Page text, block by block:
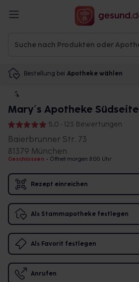
Bestellung bei Apotheke wählen
Mary´s Apotheke Südseite
5,0 • 123 Bewertungen
Baierbrunner Str. 73
81379 München
Geschlossen • Öffnet morgen 8:00 Uhr
Rezept einreichen
Als Stammapotheke festlegen
Als Favorit festlegen
Anrufen